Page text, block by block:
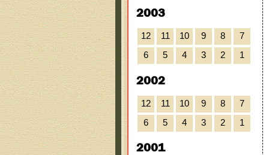
2003
12 11 10 9 8
7
6
5 4 3 2 1
2002
12 11 10 9 8
7
6
5 4 3 2 1
2001